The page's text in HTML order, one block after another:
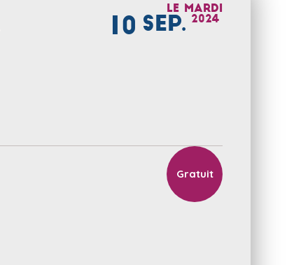
Le mardi
10 SEP. 2024
Gratuit